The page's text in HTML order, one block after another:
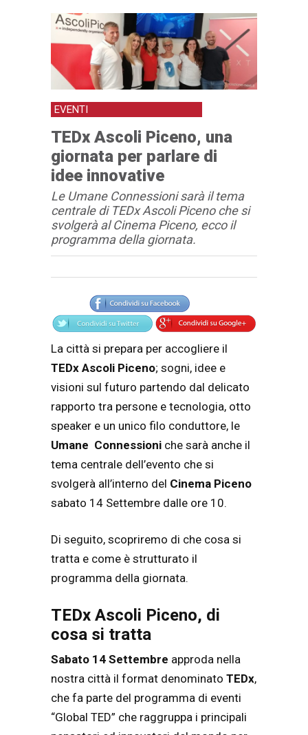
EVENTI
TEDx Ascoli Piceno, una
giornata per parlare di
idee innovative
Le Umane Connessioni sarà il tema
centrale di TEDx Ascoli Piceno che si
svolgerà al Cinema Piceno, ecco il
programma della giornata.
Articolo
Testo articolo principale
La città si prepara per accogliere il
TEDx Ascoli Piceno; sogni, idee e
visioni sul futuro partendo dal delicato
rapporto tra persone e tecnologia, otto
speaker e un unico filo conduttore, le
Umane Connessioni che sarà anche il
tema centrale dell’evento che si
svolgerà all’interno del Cinema Piceno
sabato 14 Settembre dalle ore 10.
Di seguito, scopriremo di che cosa si
tratta e come è strutturato il
programma della giornata.
TEDx Ascoli Piceno, di
cosa si tratta
Sabato 14 Settembre approda nella
nostra città il format denominato TEDx,
che fa parte del programma di eventi
“Global TED” che raggruppa i principali